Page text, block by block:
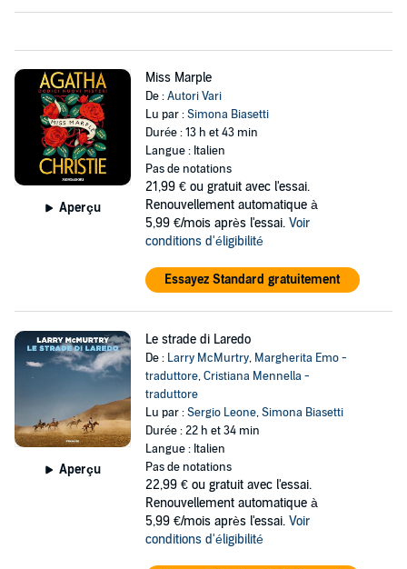
Aperçu
Miss Marple
De :Autori Vari
Lu par :Simona Biasetti
Durée : 13 h et 43 min
Langue : Italien
Pas de notations
21,99 € ou gratuit avec l'essai.
Renouvellement automatique à
5,99 €/mois après l'essai. Voir
conditions d'éligibilité
Essayez Standard gratuitement
Aperçu
Le strade di Laredo
De : Larry McMurtry, Margherita Emo -
traduttore,Cristiana Mennella -
traduttore
Lu par :Sergio Leone,Simona Biasetti
Durée : 22 h et 34 min
Langue : Italien
Pas de notations
22,99 € ou gratuit avec l'essai.
Renouvellement automatique à
5,99 €/mois après l'essai. Voir
conditions d'éligibilité